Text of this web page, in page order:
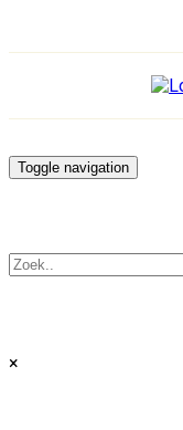
Toggle navigation
×